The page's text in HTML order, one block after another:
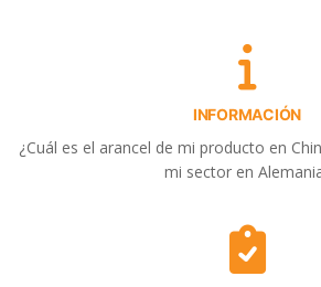
INFORMACIÓN
¿Cuál es el arancel de mi producto en
mi sector en
Al continuar con la Conversación,